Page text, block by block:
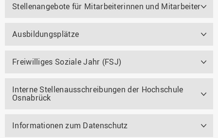
Stellenangebote für Mitarbeiterinnen und Mitarbeiter
Ausbildungsplätze
Freiwilliges Soziale Jahr (FSJ)
Interne Stellenausschreibungen der Hochschule
Osnabrück
Informationen zum Datenschutz